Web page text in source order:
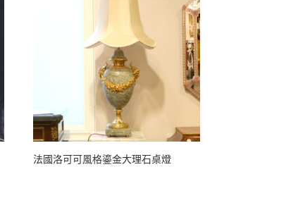
法國洛可可風格鎏金大理石桌燈